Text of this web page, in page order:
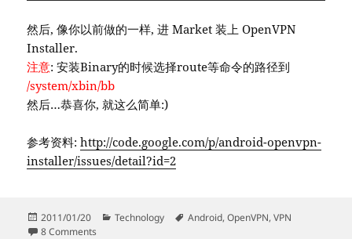
然后, 像你以前做的一样, 进 Market 装上 OpenVPN
Installer.
注意: 安装Binary的时候选择route等命令的路径到
/system/xbin/bb
然后…恭喜你, 就这么简单:)
参考资料:http://code.google.com/p/android-openvpn-
installer/issues/detail?id=2
Posted
on
2011/01/20 Categories
Technology Tags
Android,OpenVPN,VPN
8 Comments